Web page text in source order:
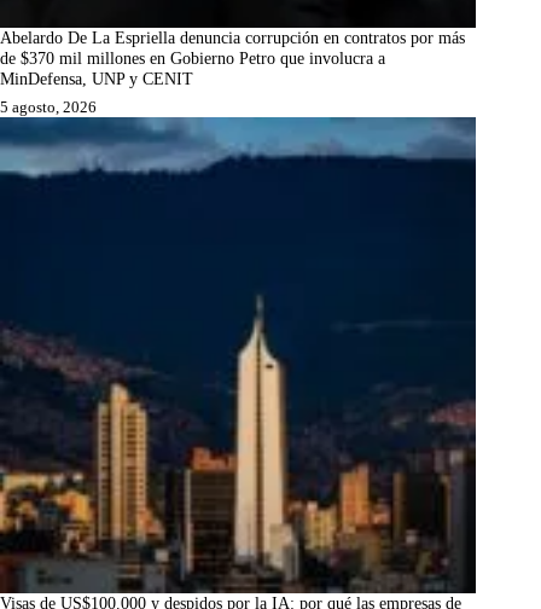
Abelardo De La Espriella denuncia corrupción en contratos por más
de $370 mil millones en Gobierno Petro que involucra a
MinDefensa, UNP y CENIT
5 agosto, 2026
Visas de US$100.000 y despidos por la IA: por qué las empresas de